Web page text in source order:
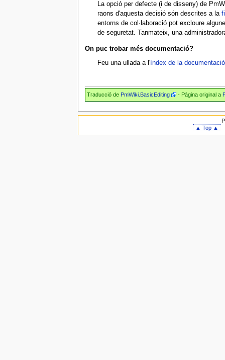
La opció per defecte (i de disseny) de
raons d'aquesta decisió són descrites a la
entorns de col·laboració pot excloure
de seguretat. Tanmateix, una
On puc trobar més documentació?
Feu una ullada a l'índex de la documentació
Traducció de PmWiki.BasicEditing - Pàgina original a
▲ Top ▲